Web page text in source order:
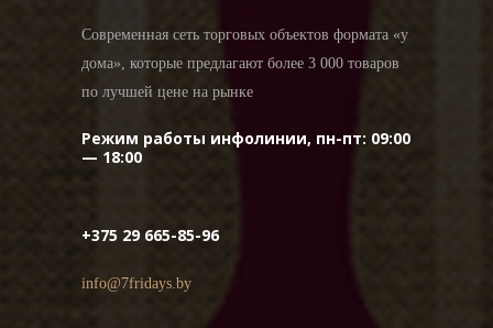
Современная сеть торговых объектов формата «у
дома», которые предлагают более 3 000 товаров
по лучшей цене на рынке
Режим работы инфолинии, пн-пт: 09:00
— 18:00
+375 29 665-85-96
info@7fridays.by